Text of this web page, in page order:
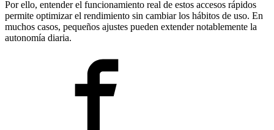
Por ello, entender el funcionamiento real de estos accesos rápidos
permite optimizar el rendimiento sin cambiar los hábitos de uso. En
muchos casos, pequeños ajustes pueden extender notablemente la
autonomía diaria.